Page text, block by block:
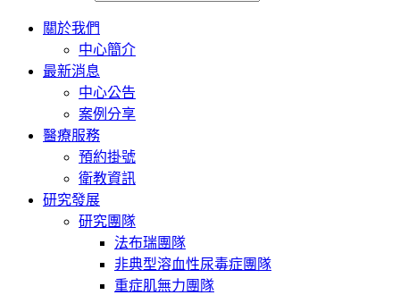
Toggle
navigation
關於我們
中心簡介
最新消息
中心公告
案例分享
醫療服務
預約掛號
衛教資訊
研究發展
研究團隊
法布瑞團隊
非典型溶血性尿毒症團隊
重症肌無力團隊